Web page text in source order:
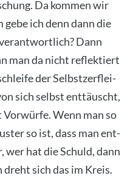
Da kom­men wir
ich denn dann die
Dann
man da nicht reflek­tiert
der Selbst­zer­flei­
sich selbst ent­täuscht,
Vor­wür­fe. Wenn man so
so ist, dass man ent­
wer hat die Schuld, dann
dreht sich das im Kreis.